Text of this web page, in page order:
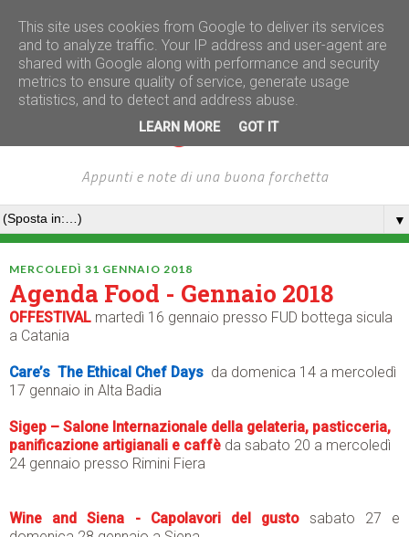
Appunti e note di una buona forchetta
▼
MERCOLEDÌ 31 GENNAIO 2018
Agenda Food - Gennaio 2018
OFFESTIVAL martedì 16 gennaio presso FUD bottega sicula
a Catania
Care’s The Ethical Chef Days da domenica 14 a mercoledì
17 gennaio in Alta Badia
Sigep – Salone Internazionale della gelateria, pasticceria,
panificazione artigianali e caffè da sabato 20 a mercoledì
24 gennaio presso Rimini Fiera
Wine and Siena - Capolavori del gustosabato 27 e
This site uses cookies from Google to deliver its services
and to analyze traffic. Your IP address and user-agent are
shared with Google along with performance and security
metrics to ensure quality of service, generate usage
statistics, and to detect and address abuse.
LEARN MORE GOT IT